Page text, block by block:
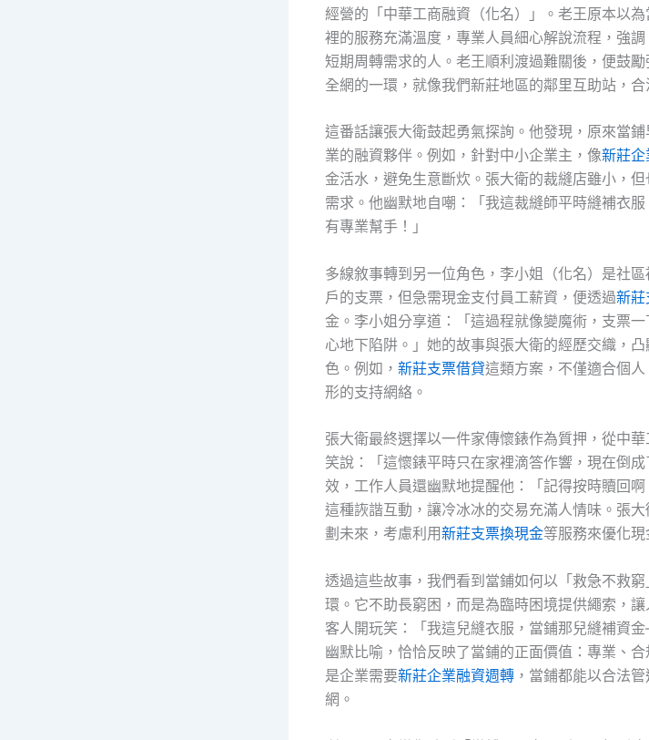
經營的「中華工商融資（化名）」。老王原本以
裡的服務充滿溫度，專業人員細心解說流程，強
短期周轉需求的人。老王順利渡過難關後，便鼓
全網的一環，就像我們新莊地區的鄰里互助站，合
這番話讓張大衛鼓起勇氣探詢。他發現，原來當
業的融資夥伴。例如，針對中小企業主，像新莊
金活水，避免生意斷炊。張大衛的裁縫店雖小，
需求。他幽默地自嘲：「我這裁縫師平時縫補衣
有專業幫手！」
多線敘事轉到另一位角色，李小姐（化名）是社
戶的支票，但急需現金支付員工薪資，便透過新莊
金。李小姐分享道：「這過程就像變魔術，支票
心地下陷阱。」她的故事與張大衛的經歷交織，
色。例如， 新莊支票借貸這類方案，不僅適合個
形的支持網絡。
張大衛最終選擇以一件家傳懷錶作為質押，從中
笑說：「這懷錶平時只在家裡滴答作響，現在倒
效，工作人員還幽默地提醒他：「記得按時贖回
這種詼諧互動，讓冷冰冰的交易充滿人情味。張
劃未來，考慮利用新莊支票換現金等服務來優化
透過這些故事，我們看到當鋪如何以「救急不救
環。它不助長窮困，而是為臨時困境提供繩索，
客人開玩笑：「我這兒縫衣服，當鋪那兒縫補資
幽默比喻，恰恰反映了當鋪的正面價值：專業、
是企業需要新莊企業融資週轉 ，當鋪都能以合法
網。